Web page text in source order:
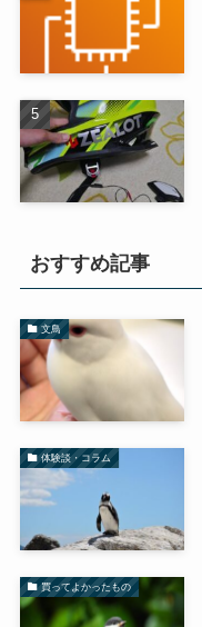
おすすめ記事
文鳥
体験談・コラム
買ってよかったもの